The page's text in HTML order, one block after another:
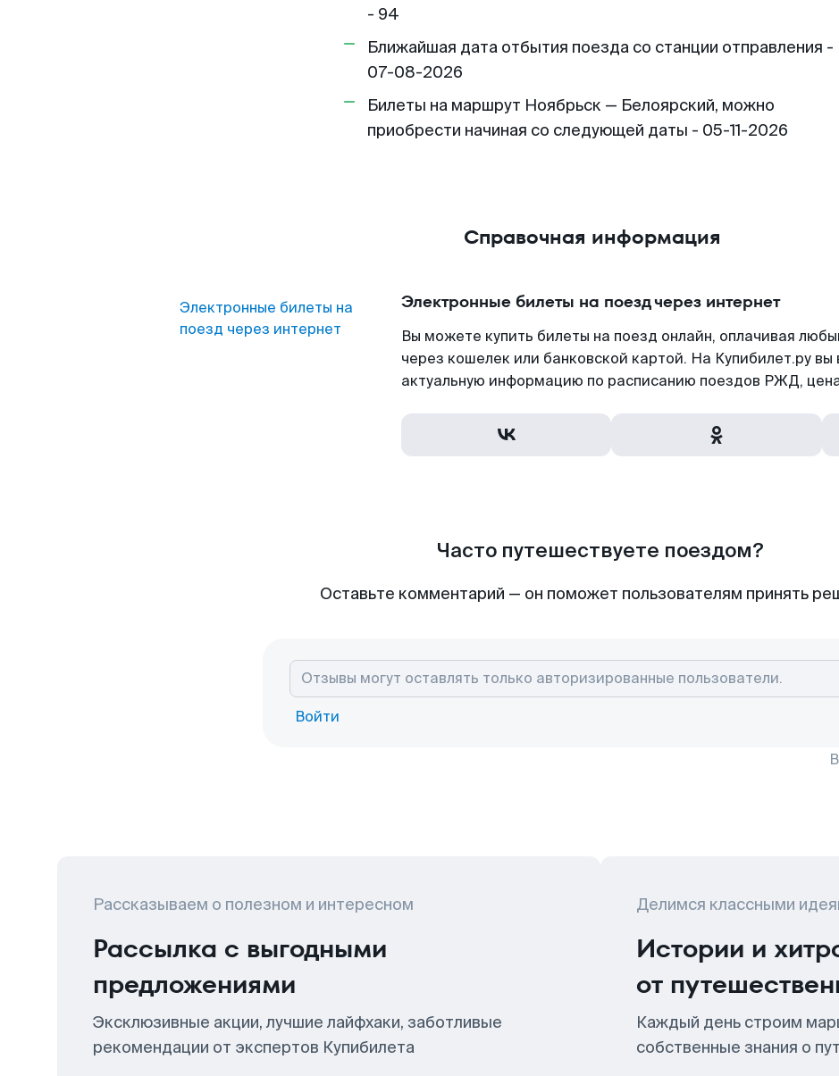
- 94
Ближайшая дата отбытия поезда со станции отправления -
07-08-2026
Билеты на маршрут Ноябрьск — Белоярский, можно
приобрести начиная со следующей даты - 05-11-2026
Справочная информация
Электронные билеты на
поезд через интернет
Электронные билеты на поезд через интернет
Вы можете купить билеты на поезд онлайн, оплачивая
через кошелек или банковской картой. На Купибилет.ру вы
актуальную информацию по расписанию поездов РЖД,
Часто путешествуете поездом?
Оставьте комментарий — он поможет пользователям принять
Войти
Рассказываем о полезном и интересном
Рассылка с выгодными
предложениями
Эксклюзивные акции, лучшие лайфхаки, заботливые
рекомендации от экспертов Купибилета
Делимся классными
Истории и
от
Каждый день строим
собственные знания о